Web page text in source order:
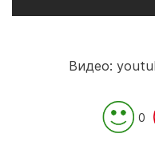
Видео:
0